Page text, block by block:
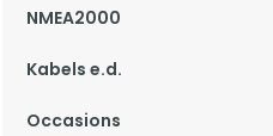
NMEA2000
Kabels e.d.
Occasions